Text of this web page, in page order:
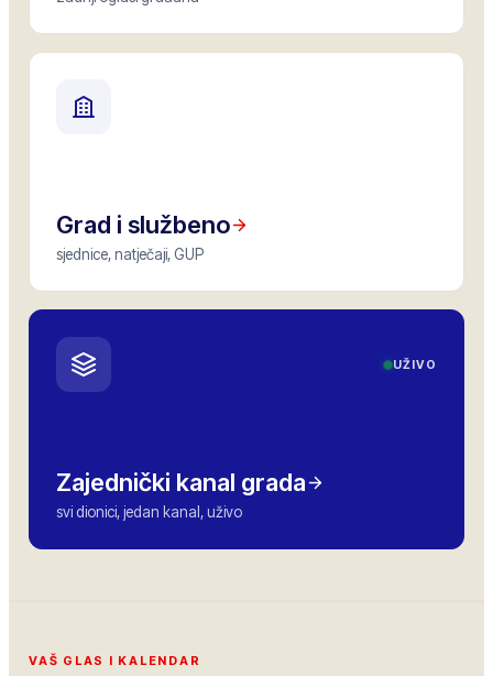
Grad i službeno
sjednice, natječaji, GUP
UŽIVO
Zajednički kanal grada
svi dionici, jedan kanal, uživo
VAŠ GLAS I KALENDAR